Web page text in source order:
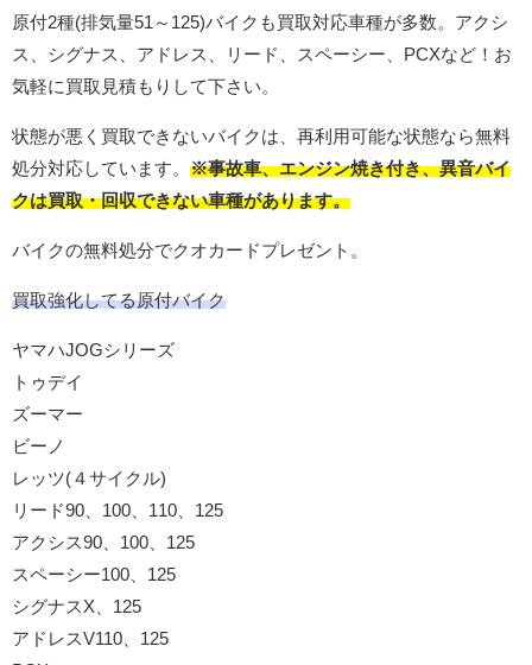
原付2種(排気量51～125)バイクも買取対応車種が多数。アクシ
ス、シグナス、アドレス、リード、スペーシー、PCXなど！お
気軽に買取見積もりして下さい。
状態が悪く買取できないバイクは、再利用可能な状態なら無料
処分対応しています。 ※事故車、エンジン焼き付き、異音バイ
クは買取・回収できない車種があります。
バイクの無料処分でクオカードプレゼント。
買取強化してる原付バイク
ヤマハJOGシリーズ
トゥデイ
ズーマー
ビーノ
レッツ(４サイクル)
リード90、100、110、125
アクシス90、100、125
スペーシー100、125
シグナスX、125
アドレスV110、125